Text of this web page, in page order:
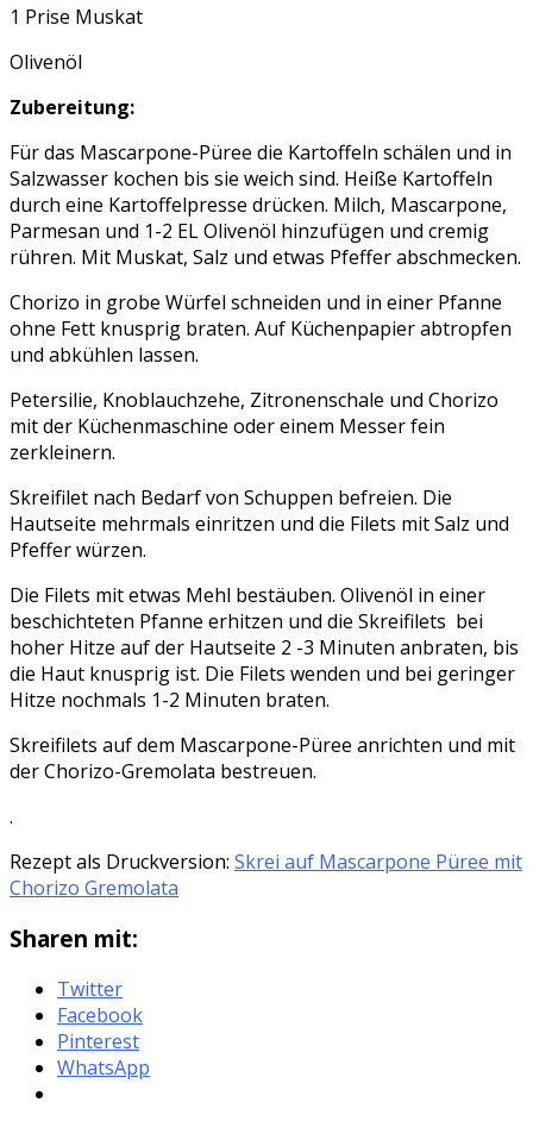
1 Prise Muskat
Olivenöl
Zubereitung:
Für das Mascarpone-Püree die Kartoffeln schälen und in
Salzwasser kochen bis sie weich sind. Heiße Kartoffeln
durch eine Kartoffelpresse drücken. Milch, Mascarpone,
Parmesan und 1-2 EL Olivenöl hinzufügen und cremig
rühren. Mit Muskat, Salz und etwas Pfeffer abschmecken.
Chorizo in grobe Würfel schneiden und in einer Pfanne
ohne Fett knusprig braten. Auf Küchenpapier abtropfen
und abkühlen lassen.
Petersilie, Knoblauchzehe, Zitronenschale und Chorizo
mit der Küchenmaschine oder einem Messer fein
zerkleinern.
Skreifilet nach Bedarf von Schuppen befreien. Die
Hautseite mehrmals einritzen und die Filets mit Salz und
Pfeffer würzen.
Die Filets mit etwas Mehl bestäuben. Olivenöl in einer
beschichteten Pfanne erhitzen und die Skreifilets bei
hoher Hitze auf der Hautseite 2 -3 Minuten anbraten, bis
die Haut knusprig ist. Die Filets wenden und bei geringer
Hitze nochmals 1-2 Minuten braten.
Skreifilets auf dem Mascarpone-Püree anrichten und mit
der Chorizo-Gremolata bestreuen.
.
Rezept als Druckversion: Skrei auf Mascarpone Püree mit
Chorizo Gremolata
Sharen mit:
Twitter
Facebook
Pinterest
WhatsApp